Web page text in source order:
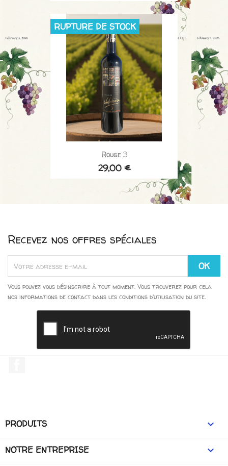
Rouge 3
29,00 €
RUPTURE DE STOCK
Recevez nos offres spéciales
Vous pouvez vous désinscrire à tout moment. Vous trouverez pour cela
nos informations de contact dans les conditions d'utilisation du site.
PRODUITS 
NOTRE ENTREPRISE 